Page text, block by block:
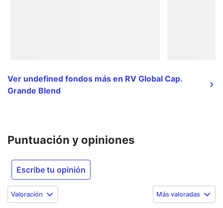
Ver undefined fondos más en RV Global Cap.
Grande Blend
Puntuación y opiniones
Escribe tu opinión
Valoración Más valoradas